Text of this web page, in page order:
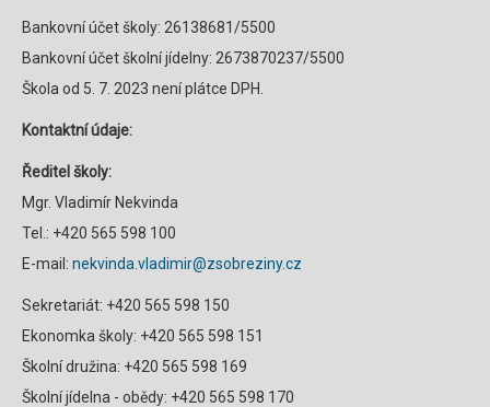
Bankovní účet školy: 26138681/5500
Bankovní účet školní jídelny: 2673870237/5500
Škola od 5. 7. 2023 není plátce DPH.
Kontaktní údaje:
Ředitel školy:
Mgr. Vladimír Nekvinda
Tel.: +420 565 598 100
E-mail: nekvinda.vladimir@zsobreziny.cz
Sekretariát: +420 565 598 150
Ekonomka školy: +420 565 598 151
Školní družina: +420 565 598 169
Školní jídelna - obědy: +420 565 598 170